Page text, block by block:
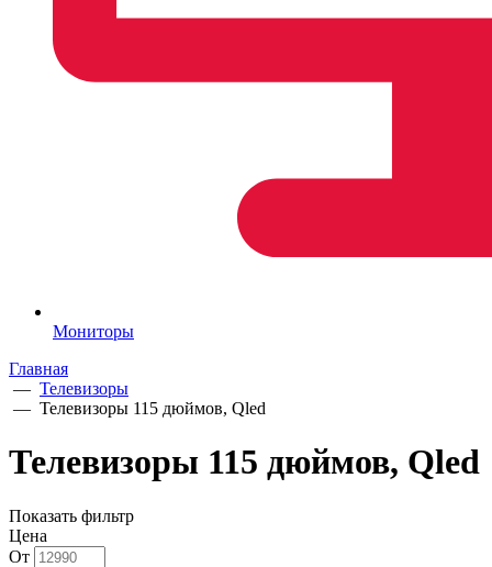
Мониторы
Главная
— Телевизоры
— Телевизоры 115 дюймов, Qled
Телевизоры 115 дюймов, Qled
Показать фильтр
Цена
От